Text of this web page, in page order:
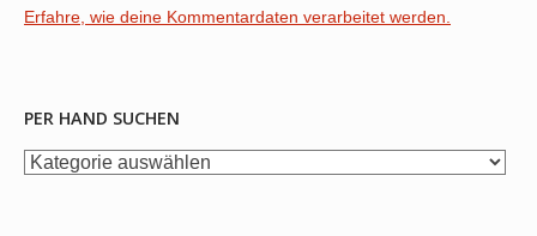
Erfahre, wie deine Kommentardaten verarbeitet werden.
PER HAND SUCHEN
per